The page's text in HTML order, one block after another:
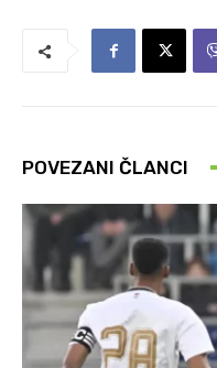
POVEZANI ČLANCI